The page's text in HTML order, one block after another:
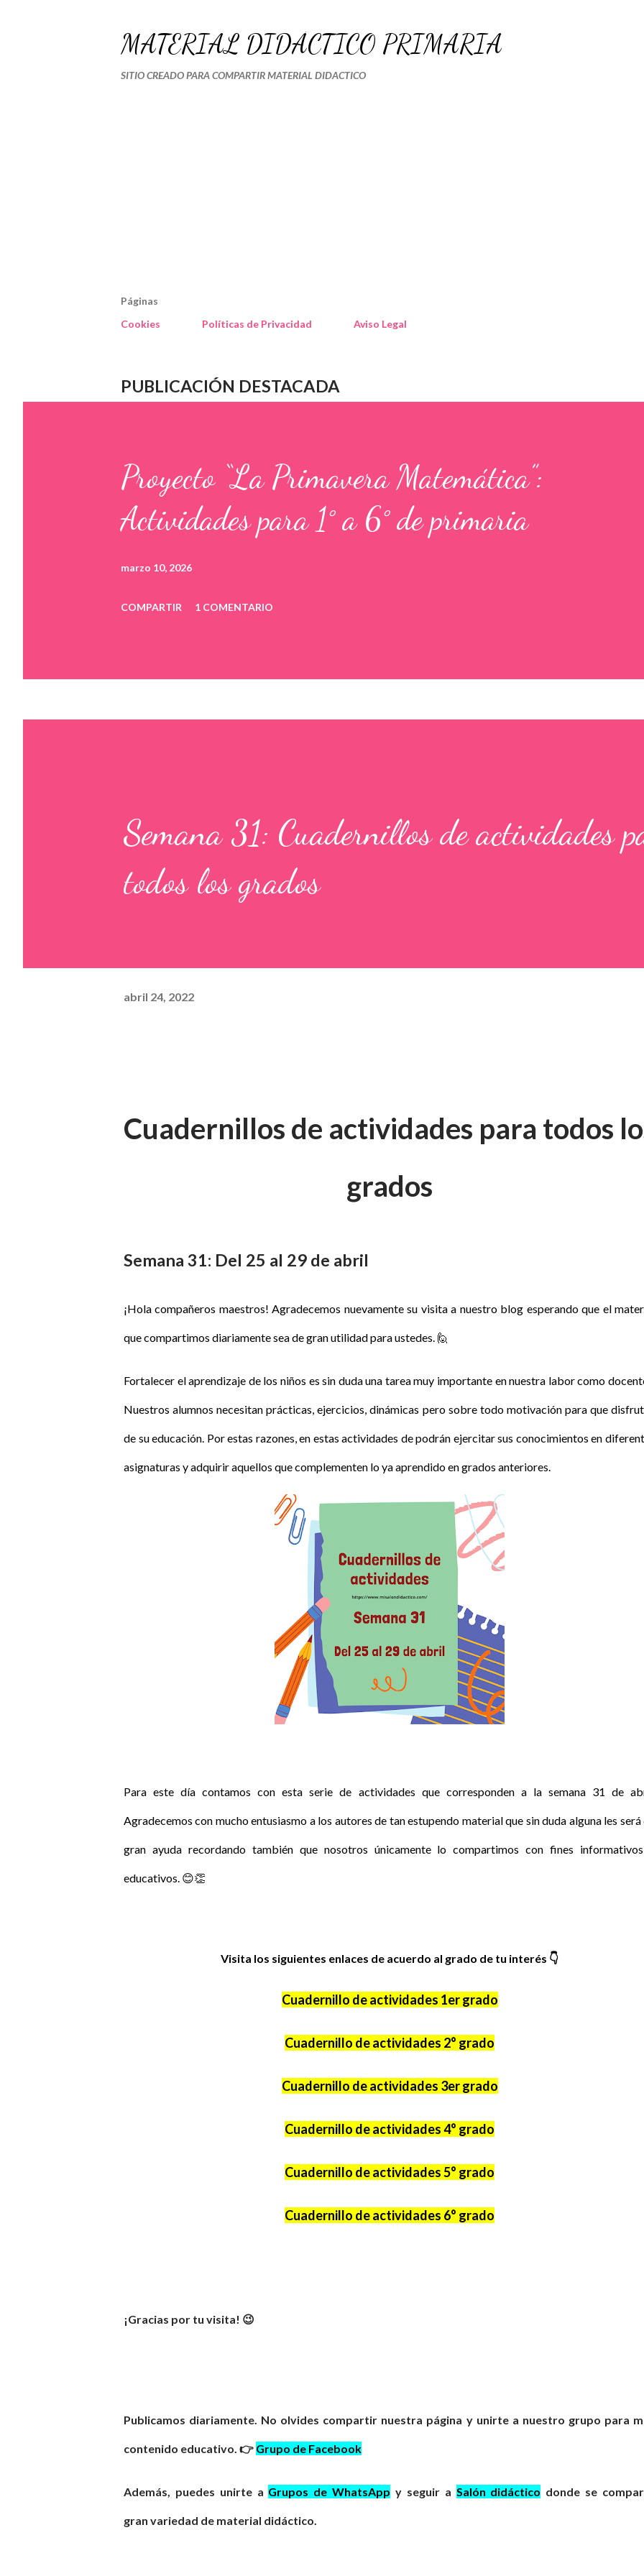
MATERIAL DIDÁCTICO PRIMARIA
SITIO CREADO PARA COMPARTIR MATERIAL DIDACTICO
Páginas
Cookies
Políticas de Privacidad Aviso Legal
PUBLICACIÓN DESTACADA
Proyecto “La Primavera Matemática”:
Actividades para 1° a 6° de primaria
marzo 10, 2026
COMPARTIR 1 COMENTARIO
Semana 31: Cuadernillos de actividades
todos los grados
abril 24, 2022
Cuadernillos de actividades para todos
grados
Semana 31: Del 25 al 29 de abril
¡Hola compañeros maestros! Agradecemos nuevamente su visita a nuestro blog esperando que el
que compartimos diariamente sea de gran utilidad para ustedes. 🙋
Fortalecer el aprendizaje de los niños es sin duda una tarea muy importante en nuestra labor como
Nuestros alumnos necesitan prácticas, ejercicios, dinámicas pero sobre todo motivación para que
de su educación. Por estas razones, en estas actividades de podrán ejercitar sus conocimientos en
asignaturas y adquirir aquellos que complementen lo ya aprendido en grados anteriores.
Para este día contamos con esta serie de actividades que corresponden a la semana 31 de
Agradecemos con mucho entusiasmo a los autores de tan estupendo material que sin duda alguna les será
gran ayuda recordando también que nosotros únicamente lo compartimos con fines
educativos. 😊👏
Visita los siguientes enlaces de acuerdo al grado de tu interés 👇
Cuadernillo de actividades 1er grado
Cuadernillo de actividades 2° grado
Cuadernillo de actividades 3er grado
Cuadernillo de actividades 4° grado
Cuadernillo de actividades 5° grado
Cuadernillo de actividades 6° grado
¡Gracias por tu visita! 😉
Publicamos diariamente. No olvides compartir nuestra página y unirte a nuestro grupo para
contenido educativo. 👉 Grupo de Facebook
Además, puedes unirte a Grupos de WhatsApp y seguir a Salón didáctico donde se
gran variedad de material didáctico.